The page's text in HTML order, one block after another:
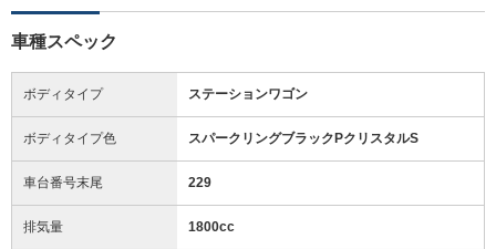
車種スペック
ボディタイプ ステーションワゴン
ボディタイプ色 スパークリングブラックPクリスタルS
車台番号末尾 229
排気量 1800cc